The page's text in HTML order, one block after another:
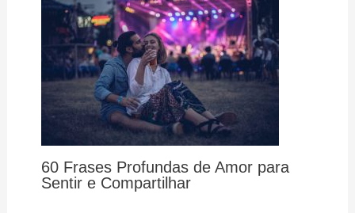
60 Frases Profundas de Amor para
Sentir e Compartilhar